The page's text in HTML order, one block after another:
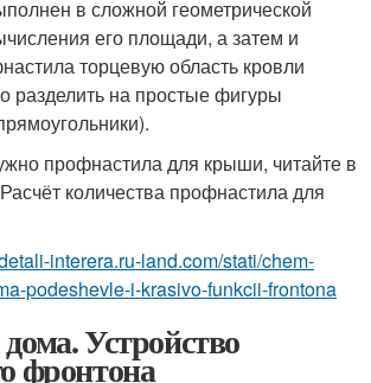
в сложной геометрической
его площади, а затем и
торцевую область кровли
разделить на простые фигуры
профнастила для крыши, читайте в
количества профнастила для
interera.ru-land.com/stati/chem-
podeshevle-i-krasivo-funkcii-frontona
Устройство
фронтона